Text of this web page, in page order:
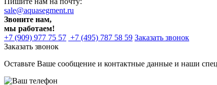
sale@aquasegment.ru
Звоните нам,
мы работаем!
+7 (909) 977 75 57 +7 (495) 787 58 59 Заказать звонок
Заказать звонок
Оставьте Ваше сообщение и контактные данные и наши